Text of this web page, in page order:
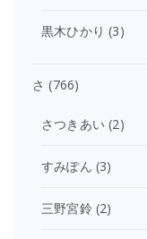
黒木ひかり (3)
さ (766)
さつきあい (2)
すみぽん (3)
三野宮鈴(2)